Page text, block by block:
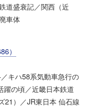
道盛衰記／関西（近
車体
）
キハ58系気動車急行の
の頃／近畿日本鉄道
21）／JR東日本 仙石線